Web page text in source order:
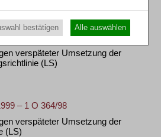
– 1 O 221/98
verspäteter Umsetzung der
(LS)
– 1 O 364/98
verspäteter Umsetzung der
(LS)
bestätigen Alle auswählen